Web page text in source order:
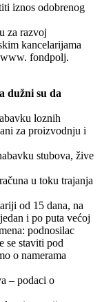
iznos odobrenog
za razvoj
kancelarijama
fondpolj.
dužni su da
loznih
za proizvodnju i
stubova, žive
u toku trajanja
od 15 dana, na
i po puta većoj
podnosilac
se staviti pod
o namerama
– podaci o